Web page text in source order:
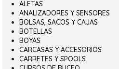
ALETAS
ANALIZADORES Y SENSORES
BOLSAS, SACOS Y CAJAS
BOTELLAS
BOYAS
CARCASAS Y ACCESORIOS
CARRETES Y SPOOLS